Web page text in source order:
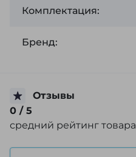
Комплектация:
Бренд:
Отзывы
0 / 5
средний рейтинг товара